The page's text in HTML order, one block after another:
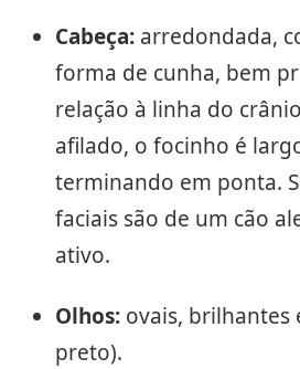
Cabeça: arredondada,
forma de cunha, bem
relação à linha do
afilado, o focinho é
terminando em ponta.
faciais são de um cão
ativo.
Olhos: ovais, brilhantes
preto).